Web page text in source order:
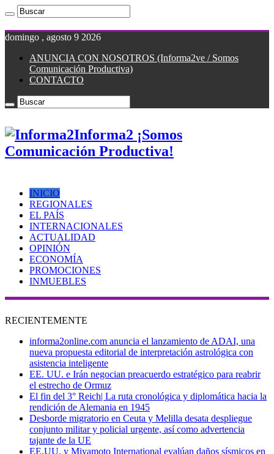
domingo , agosto 9 2026
ANUNCIA CON NOSOTROS (Informa2ve / Somos
Comunicación Productiva)
CONTACTO
Informa2 ¡Somos
Comunicación Productiva!
INICIO
REGIONALES
EL PAÍS
INTERNACIONALES
ACTUALIDAD
OPINIÓN
ECONOMÍA
PROMOCIONES
INMUEBLES
RECIENTEMENTE
informa2online.com anuncia el lanzamiento de ADAI, una
nueva propuesta editorial de interpretación astrológica con
asistencia inteligente
EE. UU. e Irán negocian preacuerdo estratégico para reabrir
el estrecho de Ormuz
El fin del 3° Reich| La ruta cronológica y diplomática hacia la
rendición de Alemania en 1945
Desborde migratorio en Ceuta y Melilla desata despliegue
conjunto militar y policial urgente, así como advertencia
tajante de la UE
EE.UU. y Miyamoto International evalúan daños sísmicos en